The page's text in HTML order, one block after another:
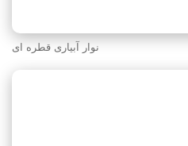
نوار آبیاری قطره ای